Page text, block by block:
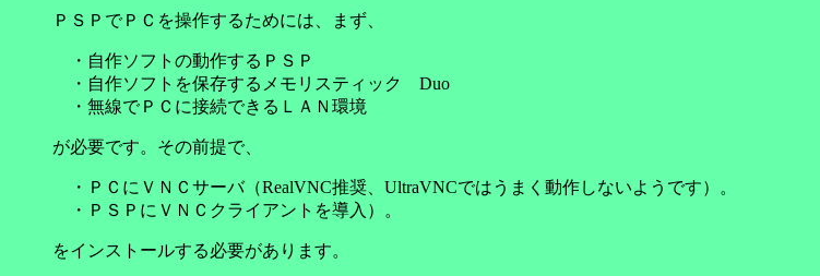
ＰＳＰでＰＣを操作するためには、まず、
・自作ソフトの動作するＰＳＰ
・自作ソフトを保存するメモリスティック Duo
・無線でＰＣに接続できるＬＡＮ環境
が必要です。その前提で、
・ＰＣにＶＮＣサーバ（RealVNC推奨、UltraVNCではうまく動作しないようです）。
・ＰＳＰにＶＮＣクライアントを導入）。
をインストールする必要があります。